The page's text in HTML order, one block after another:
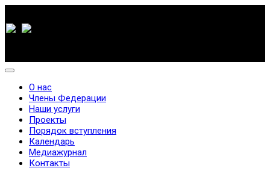
О нас
Члены Федерации
Наши услуги
Проекты
Порядок вступления
Календарь
Медиажурнал
Контакты